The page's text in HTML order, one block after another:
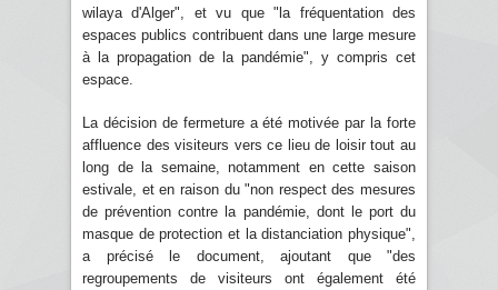
wilaya d'Alger", et vu que "la fréquentation des
espaces publics contribuent dans une large mesure
à la propagation de la pandémie", y compris cet
espace.
La décision de fermeture a été motivée par la forte
affluence des visiteurs vers ce lieu de loisir tout au
long de la semaine, notamment en cette saison
estivale, et en raison du "non respect des mesures
de prévention contre la pandémie, dont le port du
masque de protection et la distanciation physique",
a précisé le document, ajoutant que "des
regroupements de visiteurs ont également été